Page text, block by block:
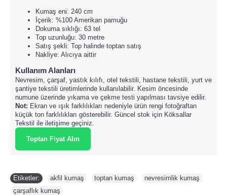
Kumaş eni: 240 cm
İçerik: %100 Amerikan pamuğu
Dokuma sıklığı: 63 tel
Top uzunluğu: 30 metre
Satış şekli: Top halinde toptan satış
Nakliye: Alıcıya aittir
Kullanım Alanları
Nevresim, çarşaf, yastık kılıfı, otel tekstili, hastane tekstili, yurt ve
şantiye tekstili üretimlerinde kullanılabilir. Kesim öncesinde
numune üzerinde yıkama ve çekme testi yapılması tavsiye edilir.
Not: Ekran ve ışık farklılıkları nedeniyle ürün rengi fotoğraftan
küçük ton farklılıkları gösterebilir. Güncel stok için Köksallar
Tekstil ile iletişime geçiniz.
Toptan Fiyat Alın
Etiketler: akfil kumaş toptan kumaş nevresimlik kumaş
çarşaflık kumaş